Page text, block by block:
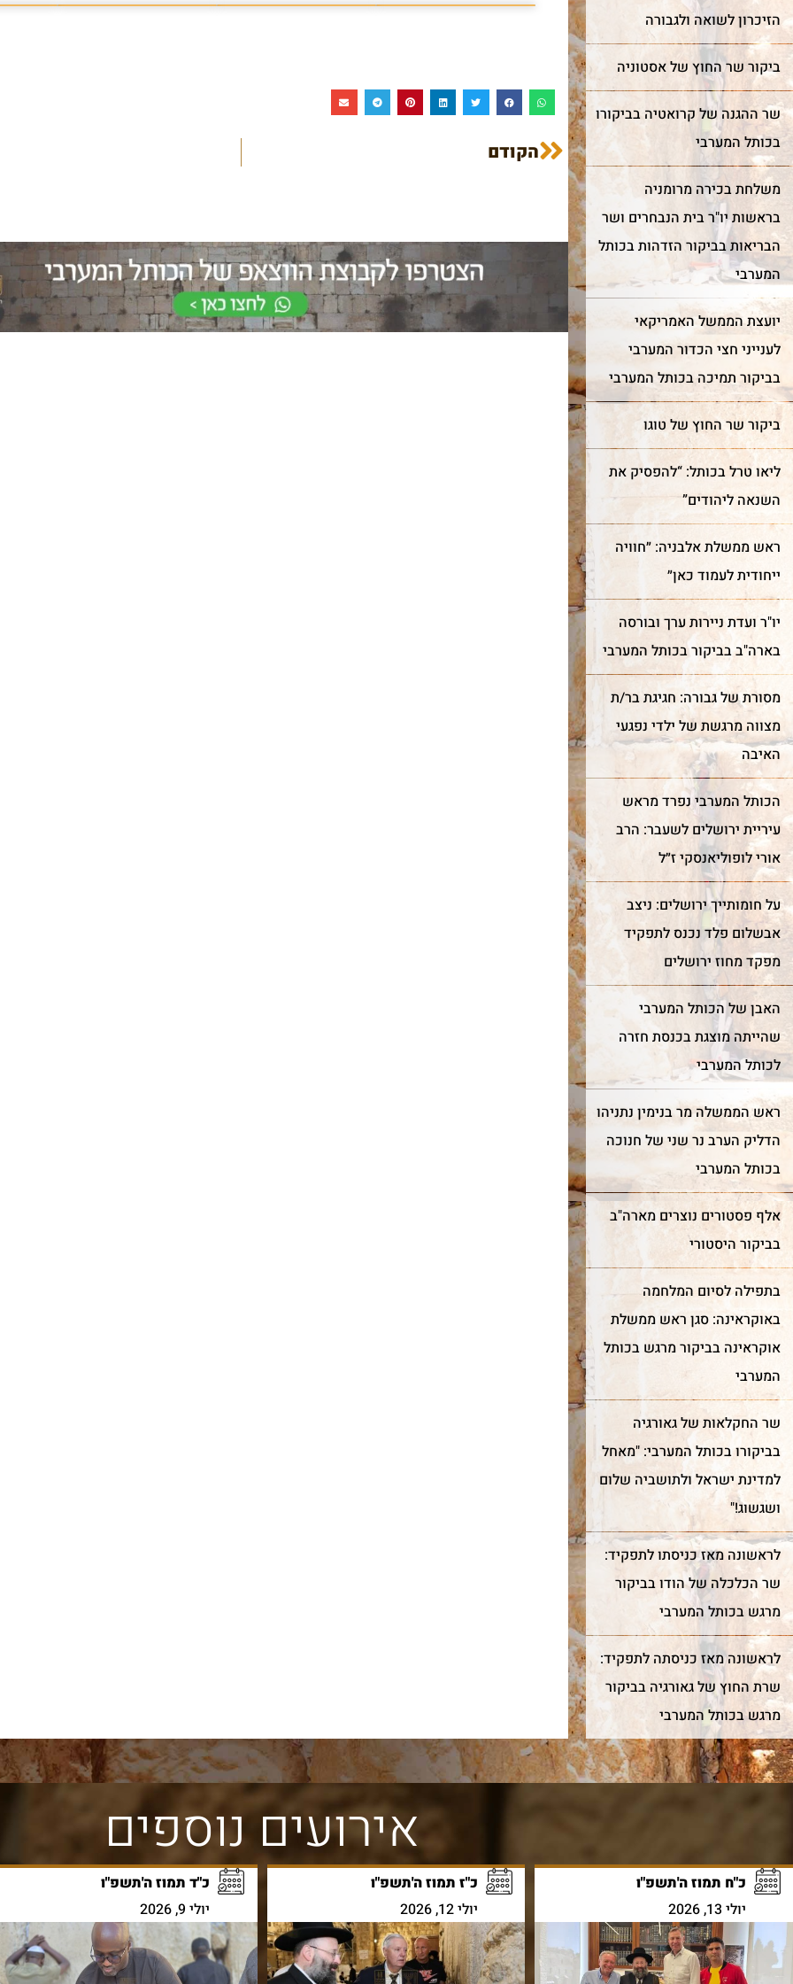
הזיכרון לשואה ולגבורה
ביקור שר החוץ של אסטוניה
שר ההגנה של קרואטיה בביקורו
בכותל המערבי
משלחת בכירה מרומניה
בראשות יו"ר בית הנבחרים ושר
הבריאות בביקור הזדהות בכותל
המערבי
יועצת הממשל האמריקאי
לענייני חצי הכדור המערבי
בביקור תמיכה בכותל המערבי
ביקור שר החוץ של טוגו
ליאו טרל בכותל: “להפסיק את
השנאה ליהודים”
ראש ממשלת אלבניה: ״חוויה
ייחודית לעמוד כאן״
יו"ר ועדת ניירות ערך ובורסה
בארה"ב בביקור בכותל המערבי
מסורת של גבורה: חגיגת בר/ת
מצווה מרגשת של ילדי נפגעי
האיבה
הכותל המערבי נפרד מראש
עיריית ירושלים לשעבר: הרב
אורי לופוליאנסקי ז״ל
על חומותייך ירושלים: ניצב
אבשלום פלד נכנס לתפקיד
מפקד מחוז ירושלים
האבן של הכותל המערבי
שהייתה מוצגת בכנסת חזרה
לכותל המערבי
ראש הממשלה מר בנימין נתניהו
הדליק הערב נר שני של חנוכה
בכותל המערבי
אלף פסטורים נוצרים מארה"ב
בביקור היסטורי
בתפילה לסיום המלחמה
באוקראינה: סגן ראש ממשלת
אוקראינה בביקור מרגש בכותל
המערבי
שר החקלאות של גאורגיה
בביקורו בכותל המערבי: "מאחל
למדינת ישראל ולתושביה שלום
ושגשוג!"
לראשונה מאז כניסתו לתפקיד:
שר הכלכלה של הודו בביקור
מרגש בכותל המערבי
לראשונה מאז כניסתה לתפקיד:
שרת החוץ של גאורגיה בביקור
מרגש בכותל המערבי
הקודם
עוד על בר מצווה >
הגלויות מספרות את
של הכותל מאז
האבנים ההרודיאניות
נבדלות מהאחרות
ובאופן סיתותן
עם שתי מערכות
צורת הבניה המדורגת של אבני
הכותל מלמדת אותנו שחומות
הר הבית לא היו זקופות ואנכיות
אלא משופעות מעט. ניתן
להבחין בתופעה זו בצפייה
מרחוק על כותלי הר הבית.
הר הבית לא היו
אירועים נוספים
כ"ח תמוז ה'תשפ"ו
יולי 13, 2026
כ"ז תמוז ה'תשפ"ו
יולי 12, 2026
כ"ד תמוז ה'תשפ"ו
יולי 9, 2026